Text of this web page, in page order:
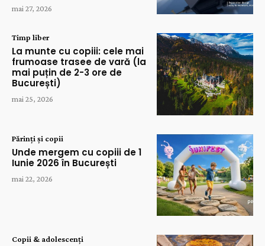
mai 27, 2026
Timp liber
La munte cu copiii: cele mai
frumoase trasee de vară (la
mai puțin de 2-3 ore de
București)
mai 25, 2026
Părinți și copii
Unde mergem cu copiii de 1
Iunie 2026 în București
mai 22, 2026
Copii & adolescenți